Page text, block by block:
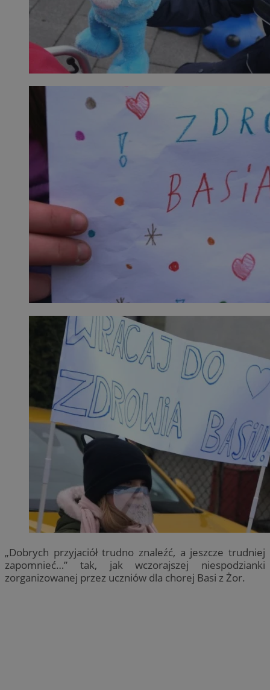
„Dobrych przyjaciół trudno znaleźć, a jeszcze trudniej
zapomnieć…” tak, jak wczorajszej niespodzianki
zorganizowanej przez uczniów dla chorej Basi z Żor.